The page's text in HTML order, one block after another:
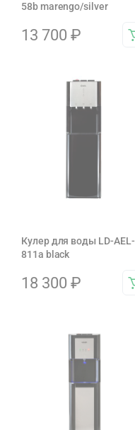
58b marengo/silver
13 700 ₽
Кулер для воды LD-AEL-
811a black
18 300 ₽